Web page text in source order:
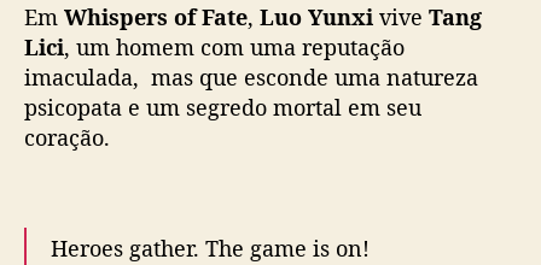
a
o
u
n
Em Whispers of Fate, Luo Yunxi vive Tang
Lici, um homem com uma reputação
imaculada, mas que esconde uma natureza
psicopata e um segredo mortal em seu
coração.
Heroes gather. The game is on!